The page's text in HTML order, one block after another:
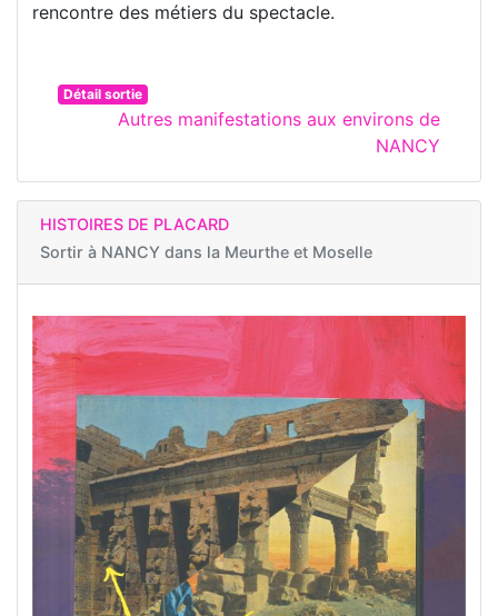
rencontre des métiers du spectacle.
Détail sortie
Autres manifestations aux environs de
NANCY
HISTOIRES DE PLACARD
Sortir à NANCY dans la Meurthe et Moselle